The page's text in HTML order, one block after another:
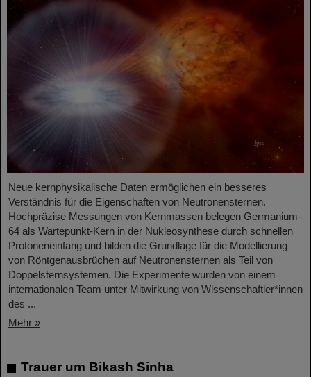
Neue kernphysikalische Daten ermöglichen ein besseres
Verständnis für die Eigenschaften von Neutronensternen.
Hochpräzise Messungen von Kernmassen belegen Germanium-
64 als Wartepunkt-Kern in der Nukleosynthese durch schnellen
Protoneneinfang und bilden die Grundlage für die Modellierung
von Röntgenausbrüchen auf Neutronensternen als Teil von
Doppelsternsystemen. Die Experimente wurden von einem
internationalen Team unter Mitwirkung von Wissenschaftler*innen
des ...
Mehr »
Trauer um Bikash Sinha